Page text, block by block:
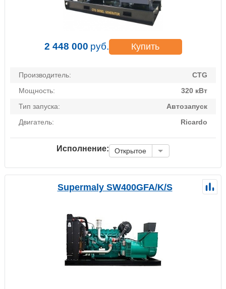
2 448 000 руб. Купить
Производитель:
CTG
Мощность:
320 кВт
Тип запуска:
Автозапуск
Двигатель:
Ricardo
Исполнение: Открытое
Supermaly SW400GFA/K/S